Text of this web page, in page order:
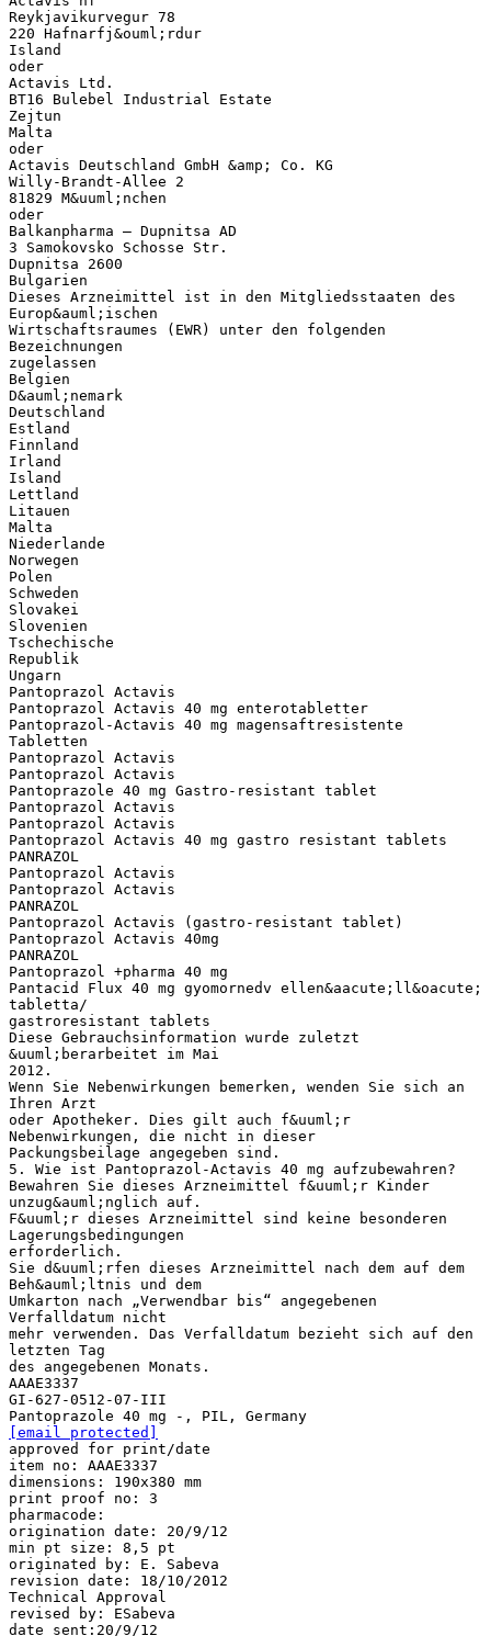
Reykjavikurvegur 78
220 Hafnarfj&ouml;rdur
Island
oder
Actavis Ltd.
BT16 Bulebel Industrial Estate
Zejtun
Malta
oder
Actavis Deutschland GmbH &amp; Co. KG
Willy-Brandt-Allee 2
81829 M&uuml;nchen
oder
Balkanpharma – Dupnitsa AD
3 Samokovsko Schosse Str.
Dupnitsa 2600
Bulgarien
Dieses Arzneimittel ist in den Mitgliedsstaaten des
Europ&auml;ischen
Wirtschaftsraumes (EWR) unter den folgenden
Bezeichnungen
zugelassen
Belgien
D&auml;nemark
Deutschland
Estland
Finnland
Irland
Island
Lettland
Litauen
Malta
Niederlande
Norwegen
Polen
Schweden
Slovakei
Slovenien
Tschechische
Republik
Ungarn
Pantoprazol Actavis
Pantoprazol Actavis 40 mg enterotabletter
Pantoprazol-Actavis 40 mg magensaftresistente
Tabletten
Pantoprazol Actavis
Pantoprazol Actavis
Pantoprazole 40 mg Gastro-resistant tablet
Pantoprazol Actavis
Pantoprazol Actavis
Pantoprazol Actavis 40 mg gastro resistant tablets
PANRAZOL
Pantoprazol Actavis
Pantoprazol Actavis
PANRAZOL
Pantoprazol Actavis (gastro-resistant tablet)
Pantoprazol Actavis 40mg
PANRAZOL
Pantoprazol +pharma 40 mg
Pantacid Flux 40 mg gyomornedv ellen&aacute;ll&oacute;
tabletta/
gastroresistant tablets
Diese Gebrauchsinformation wurde zuletzt
&uuml;berarbeitet im Mai
2012.
Wenn Sie Nebenwirkungen bemerken, wenden Sie sich an
Ihren Arzt
oder Apotheker. Dies gilt auch f&uuml;r
Nebenwirkungen, die nicht in dieser
Packungsbeilage angegeben sind.
5. Wie ist Pantoprazol-Actavis 40 mg aufzubewahren?
Bewahren Sie dieses Arzneimittel f&uuml;r Kinder
unzug&auml;nglich auf.
F&uuml;r dieses Arzneimittel sind keine besonderen
Lagerungsbedingungen
erforderlich.
Sie d&uuml;rfen dieses Arzneimittel nach dem auf dem
Beh&auml;ltnis und dem
Umkarton nach „Verwendbar bis“ angegebenen
Verfalldatum nicht
mehr verwenden. Das Verfalldatum bezieht sich auf den
letzten Tag
des angegebenen Monats.
AAAE3337
GI-627-0512-07-III
[email protected]
approved for print/date
item no: AAAE3337
dimensions: 190x380 mm
print proof no: 3
pharmacode:
origination date: 20/9/12
min pt size: 8,5 pt
originated by: E. Sabeva
revision date: 18/10/2012
Technical Approval
revised by: ESabeva
date sent:20/9/12